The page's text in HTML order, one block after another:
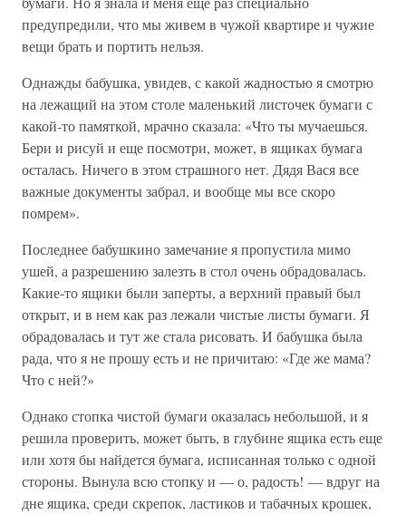
предупредили, что мы живем в чужой квартире и чужие
вещи брать и портить нельзя.
Однажды бабушка, увидев, с какой жадностью я смотрю
на лежащий на этом столе маленький листочек бумаги с
какой-то памяткой, мрачно сказала: «Что ты мучаешься.
Бери и рисуй и еще посмотри, может, в ящиках бумага
осталась. Ничего в этом страшного нет. Дядя Вася все
важные документы забрал, и вообще мы все скоро
помрем».
Последнее бабушкино замечание я пропустила мимо
ушей, а разрешению залезть в стол очень обрадовалась.
Какие-то ящики были заперты, а верхний правый был
открыт, и в нем как раз лежали чистые листы бумаги. Я
обрадовалась и тут же стала рисовать. И бабушка была
рада, что я не прошу есть и не причитаю: «Где же мама?
Что с ней?»
Однако стопка чистой бумаги оказалась небольшой, и я
решила проверить, может быть, в глубине ящика есть еще
или хотя бы найдется бумага, исписанная только с одной
стороны. Вынула всю стопку и — о, радость! — вдруг на
дне ящика, среди скрепок, ластиков и табачных крошек,